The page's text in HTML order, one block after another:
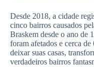
Desde 2018, a cidade
cinco bairros causados
Braskem desde o ano de
foram afetados e cerca
deixar suas casas,
verdadeiros bairros